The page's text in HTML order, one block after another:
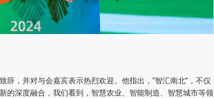
，并对与会嘉宾表示热烈欢迎。他指出，“智汇南北”，不仅
的深度融合，我们看到，智慧农业、智能制造、智慧城市等领